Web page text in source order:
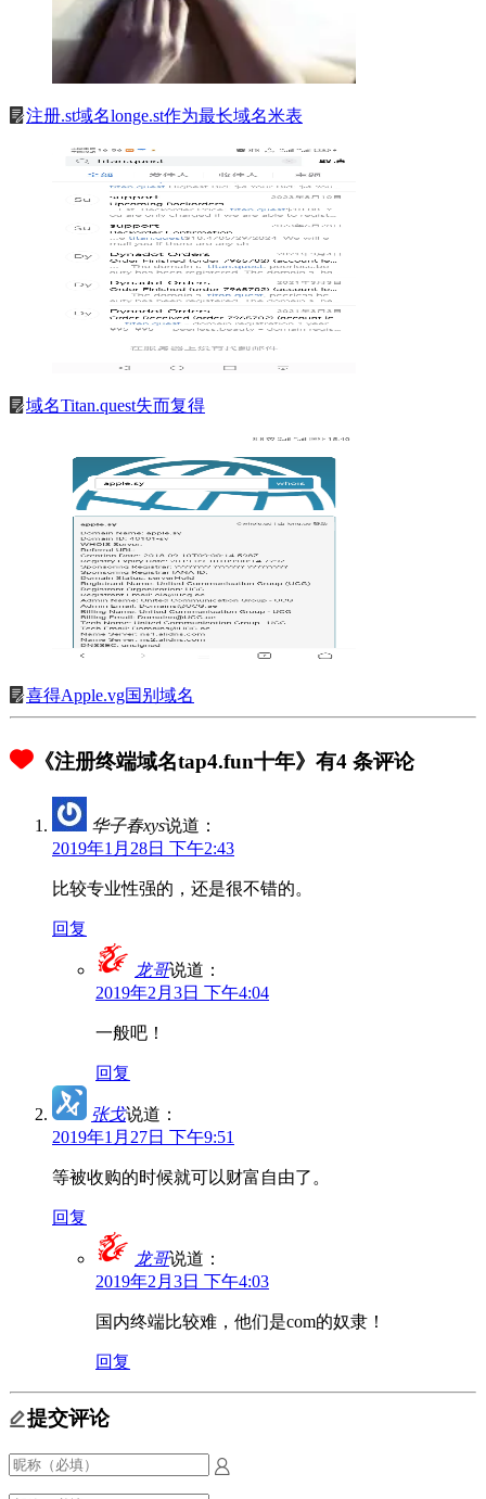
《注册终端域名tap4.fun十年》有4 条评论
华子春xys说道：
2019年1月28日 下午2:43
比较专业性强的，还是很不错的。
回复
龙哥说道：
2019年2月3日 下午4:04
一般吧！
回复
张戈说道：
2019年1月27日 下午9:51
等被收购的时候就可以财富自由了。
回复
龙哥说道：
2019年2月3日 下午4:03
国内终端比较难，他们是com的奴隶！
回复
提交评论
注册.st域名longe.st作为最长域名米表
域名Titan.quest失而复得
喜得Apple.vg国别域名